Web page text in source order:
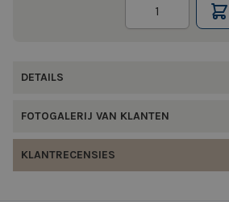
DETAILS
FOTOGALERIJ VAN KLANTEN
KLANTRECENSIES